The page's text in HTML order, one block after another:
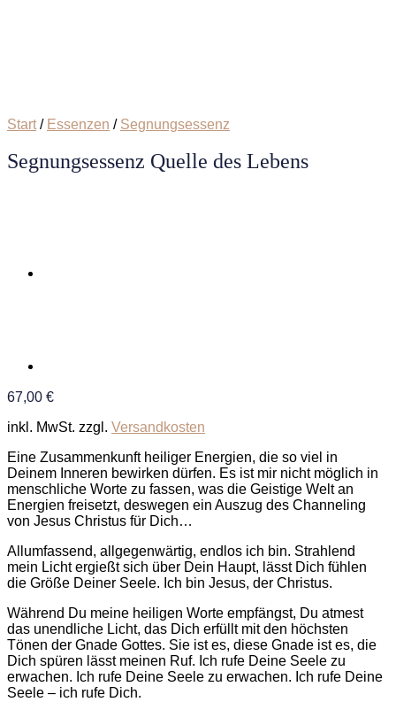
Start / Essenzen / Segnungsessenz
Segnungsessenz Quelle des Lebens
67,00 €
inkl. MwSt. zzgl. Versandkosten
Eine Zusammenkunft heiliger Energien, die so viel in
Deinem Inneren bewirken dürfen. Es ist mir nicht möglich in
menschliche Worte zu fassen, was die Geistige Welt an
Energien freisetzt, deswegen ein Auszug des Channeling
von Jesus Christus für Dich…
Allumfassend, allgegenwärtig, endlos ich bin. Strahlend
mein Licht ergießt sich über Dein Haupt, lässt Dich fühlen
die Größe Deiner Seele. Ich bin Jesus, der Christus.
Während Du meine heiligen Worte empfängst, Du atmest
das unendliche Licht, das Dich erfüllt mit den höchsten
Tönen der Gnade Gottes. Sie ist es, diese Gnade ist es, die
Dich spüren lässt meinen Ruf. Ich rufe Deine Seele zu
erwachen. Ich rufe Deine Seele zu erwachen. Ich rufe Deine
Seele – ich rufe Dich.